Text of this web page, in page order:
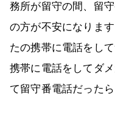
務所が留守の間、留
の方が不安になりま
たの携帯に電話をし
携帯に電話をしてダ
て留守番電話だった